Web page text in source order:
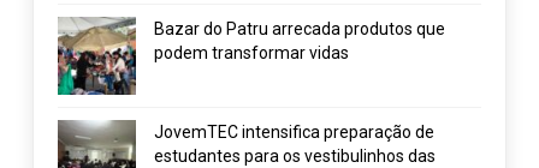
Bazar do Patru arrecada produtos que
podem transformar vidas
JovemTEC intensifica preparação de
estudantes para os vestibulinhos das